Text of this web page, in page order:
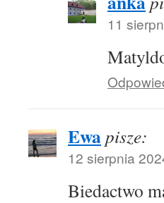
11
Ewapisze:
12 sierpnia
Biedactwo